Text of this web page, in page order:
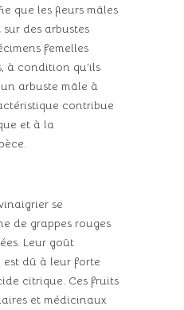
que les fleurs mâles
des arbustes
femelles
à condition qu’ils
arbuste mâle à
contribue
et à la
se
de grappes rouges
Leur goût
dû à leur forte
citrique. Ces fruits
et médicinaux